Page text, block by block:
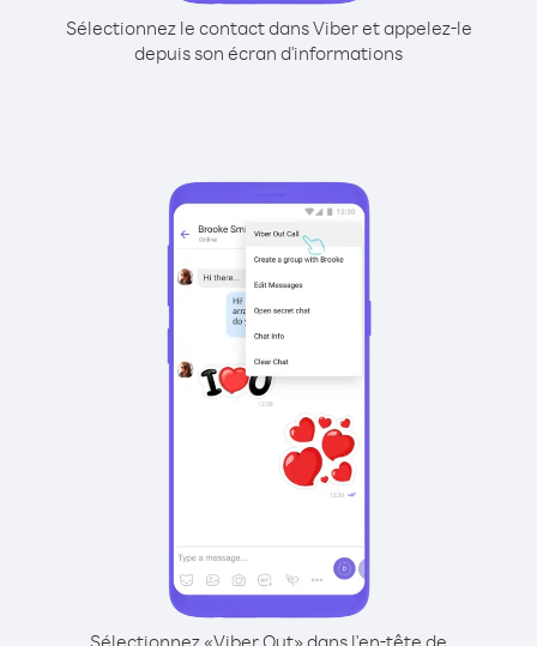
Sélectionnez le contact dans Viber et appelez-le
depuis son écran d'informations
Sélectionnez «Viber Out» dans l'en-tête de